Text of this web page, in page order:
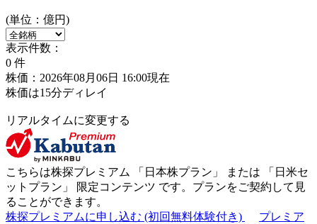
(単位：億円)
表示件数：
0 件
株価：2026年08月06日 16:00現在
株価は15分ディレイ
リアルタイムに変更する
こちらは株探プレミアム 「 日本株プラン 」 または 「 日米セ
ットプラン 」 限定コンテンツ です。プランをご契約して見
ることができます。
株探プレミアムに申し込む (初回無料体験付き)
プレミア